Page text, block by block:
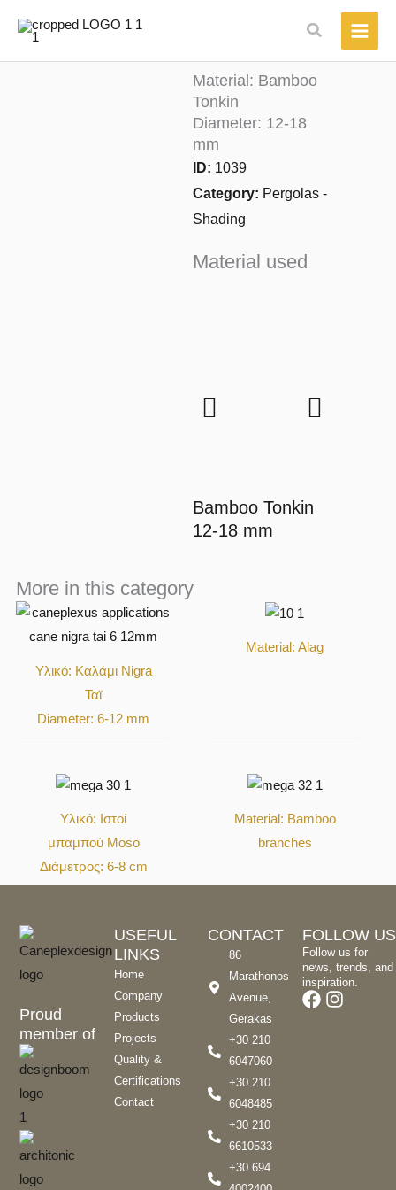
στο
περιεχόμενο
Αναζήτηση
Material: Bamboo
Tonkin
Diameter: 12-18
mm
ID: 1039
Category: Pergolas -
Shading
Material used
Bamboo Tonkin
12-18 mm
More in this category
Υλικό: Καλάμι Nigra
Ταϊ
Diameter: 6-12 mm
Material: Alag
Υλικό: Ιστοί
μπαμπού Moso
Διάμετρος: 6-8 cm
Material: Bamboo
branches
Proud
member of
USEFUL
LINKS
Home
Company
Products
Projects
Quality &
Certifications
Contact
CONTACT
86
Marathonos
Avenue,
Gerakas
+30 210
6047060
+30 210
6048485
+30 210
6610533
+30 694
FOLLOW US
Follow us for
news, trends, and
inspiration.